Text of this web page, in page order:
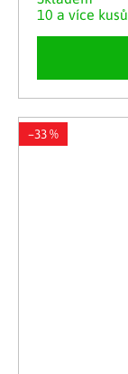
10 a více kusů
–33 %